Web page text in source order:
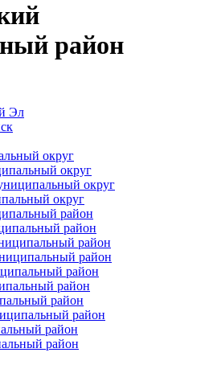
район
Эл
округ
округ
округ
округ
район
район
район
район
район
район
район
район
район
район